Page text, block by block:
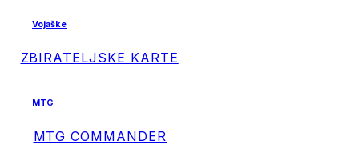
Vojaške
ZBIRATELJSKE KARTE
MTG
MTG COMMANDER